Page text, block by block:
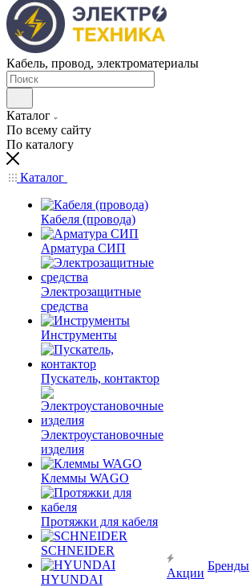
Кабель, провод, электроматериалы
Каталог
По всему сайту
По каталогу
Каталог
Кабеля (провода)
Арматура СИП
Электрозащитные
средства
Инструменты
Пускатель, контактор
Электроустановочные
изделия
Клеммы WAGO
Протяжки для кабеля
SCHNEIDER
HYUNDAI Акции
Бренды